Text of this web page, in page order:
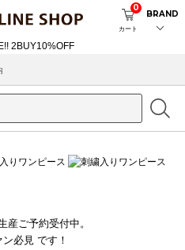
カート
0
BRAND
産ご予約受付中。
必見 です！